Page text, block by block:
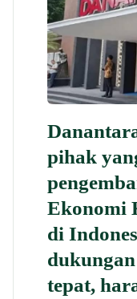
pihak
Ekonomi
di
tepat,